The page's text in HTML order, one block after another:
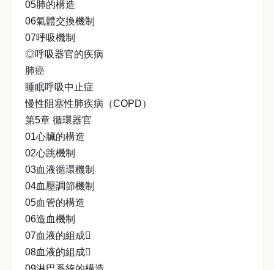
05肺的構造
06氣體交換機制
07呼吸機制
◎呼吸器官的疾病
肺癌
睡眠呼吸中止症
慢性阻塞性肺疾病（COPD）
第5章 循環器官
01心臟的構造
02心跳機制
03血液循環機制
04血壓調節機制
05血管的構造
06造血機制
07血液的組成
08血液的組成